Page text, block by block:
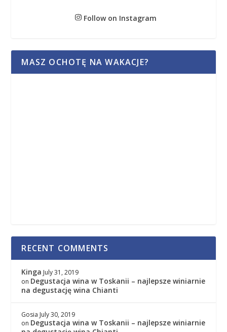
Follow on Instagram
MASZ OCHOTĘ NA WAKACJE?
RECENT COMMENTS
Kinga July 31, 2019
on Degustacja wina w Toskanii – najlepsze winiarnie
na degustację wina Chianti
Gosia July 30, 2019
on Degustacja wina w Toskanii – najlepsze winiarnie